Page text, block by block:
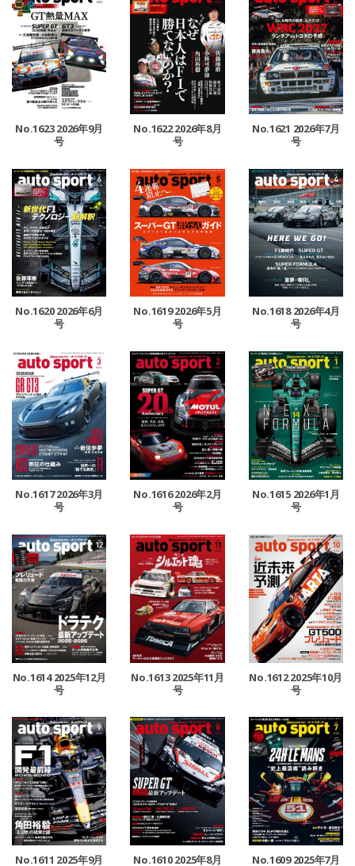
No.1623 2026年9月
号
No.1622 2026年8月
号
No.1621 2026年7月
号
No.1620 2026年6月
号
No.1619 2026年5月
号
No.1618 2026年4月
号
No.1617 2026年3月
号
No.1616 2026年2月
号
No.1615 2026年1月
号
No.1614 2025年12月
号
No.1613 2025年11月
号
No.1612 2025年10月
号
No.1611 2025年9月
No.1610 2025年8月
No.1609 2025年7月